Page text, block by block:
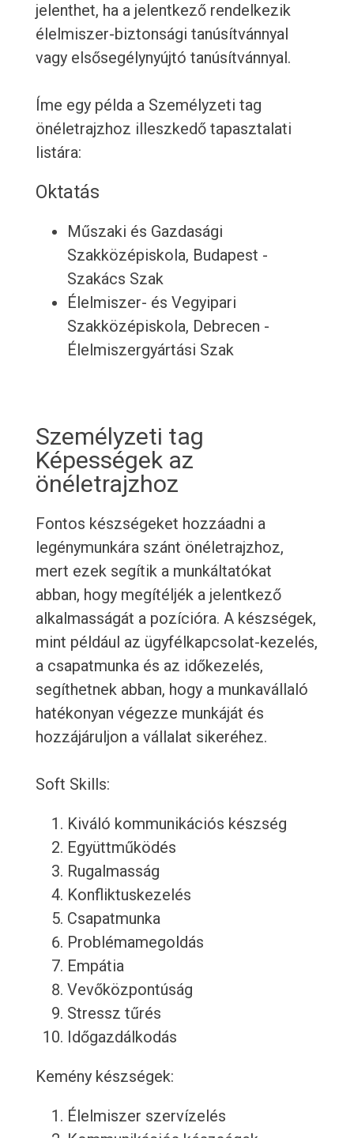
jelenthet, ha a jelentkező rendelkezik
élelmiszer-biztonsági tanúsítvánnyal
vagy elsősegélynyújtó tanúsítvánnyal.
Íme egy példa a Személyzeti tag
önéletrajzhoz illeszkedő tapasztalati
listára:
Oktatás
Műszaki és Gazdasági
Szakközépiskola, Budapest -
Szakács Szak
Élelmiszer- és Vegyipari
Szakközépiskola, Debrecen -
Élelmiszergyártási Szak
Személyzeti tag
Képességek az
önéletrajzhoz
Fontos készségeket hozzáadni a
legénymunkára szánt önéletrajzhoz,
mert ezek segítik a munkáltatókat
abban, hogy megítéljék a jelentkező
alkalmasságát a pozícióra. A készségek,
mint például az ügyfélkapcsolat-kezelés,
a csapatmunka és az időkezelés,
segíthetnek abban, hogy a munkavállaló
hatékonyan végezze munkáját és
hozzájáruljon a vállalat sikeréhez.
Soft Skills:
Kiváló kommunikációs készség
Együttműködés
Rugalmasság
Konfliktuskezelés
Csapatmunka
Problémamegoldás
Empátia
Vevőközpontúság
Stressz tűrés
Időgazdálkodás
Kemény készségek:
Élelmiszer szervízelés